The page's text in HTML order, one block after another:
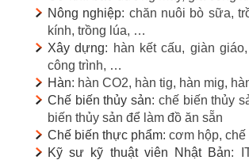
Nông nghiệp: chăn nuôi bò sữa,
kính, trồng lúa, …
Xây dựng: hàn kết cấu, giàn
công trình, …
Hàn: hàn CO2, hàn tig, hàn mig,
Chế biến thủy sản: chế biến thủy
biến thủy sản để làm đồ ăn sẵn
Chế biến thực phẩm: cơm hộp,
Kỹ sư kỹ thuật viên Nhật Bản: